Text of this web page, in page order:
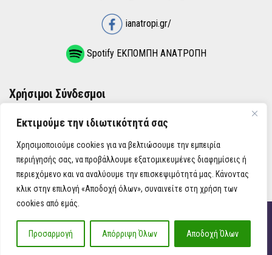
Εκτιμούμε την ιδιωτικότητά σας
Χρησιμοποιούμε cookies για να βελτιώσουμε την εμπειρία
περιήγησής σας, να προβάλλουμε εξατομικευμένες διαφημίσεις ή
περιεχόμενο και να αναλύουμε την επισκεψιμότητά μας. Κάνοντας
κλικ στην επιλογή «Αποδοχή όλων», συναινείτε στη χρήση των
cookies από εμάς.
Προσαρμογή Απόρριψη Όλων Αποδοχή Όλων
ianatropi.gr/
Spotify ΕΚΠΟΜΠΗ ΑΝΑΤΡΟΠΗ
Χρήσιμοι Σύνδεσμοι
ΌΡΟΙ ΧΡΉΣΗΣ
ΠΟΛΙΤΙΚΉ ΑΠΟΡΡΉΤΟΥ
iAnatropi ©
Η Ανατροπή στην Ενημέρωση, την Πολιτική, την Καθημερινότητα